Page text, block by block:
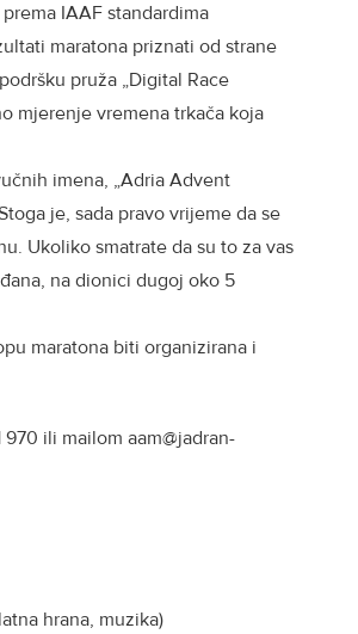
IAAF standardima
maratona priznati od strane
pruža „Digital Race
mjerenje vremena trkača koja
imena, „Adria Advent
je, sada pravo vrijeme da se
Ukoliko smatrate da su to za vas
na dionici dugoj oko 5
maratona biti organizirana i
ili mailom aam@jadran-
hrana, muzika)